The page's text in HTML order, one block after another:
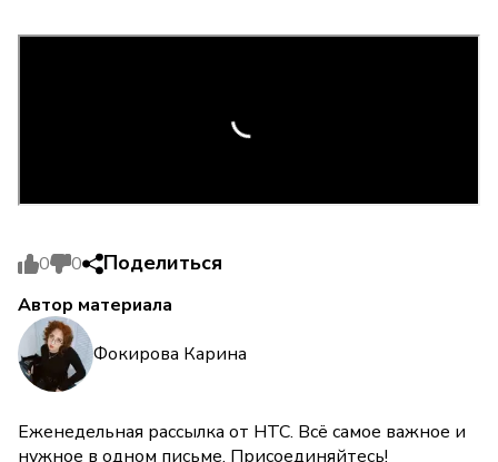
0 0 Поделиться
Автор материала
Фокирова Карина
Еженедельная рассылка от НТС. Всё самое важное и
нужное в одном письме. Присоединяйтесь!